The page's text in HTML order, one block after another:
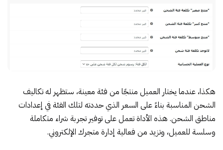
هكذا، عندما يختار العميل منتجًا من فئة معينة، ستظهر له تكاليف
الشحن المناسبة بناءً على السعر الذي حددته لتلك الفئة في إعدادات
مناطق الشحن. هذه الأداة تعمل على توفير تجربة شراء متكاملة
وسلسة للعميل، وتزيد من فعالية إدارة متجرك الإلكتروني.